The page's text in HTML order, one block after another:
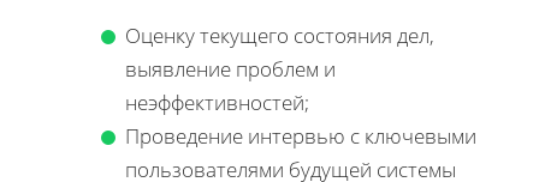
Оценку текущего состояния дел,
выявление проблем и
неэффективностей;
Проведение интервью с ключевыми
пользователями будущей системы